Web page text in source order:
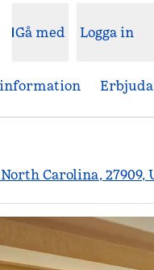
Gå med Logga in
Carolina, 27909,